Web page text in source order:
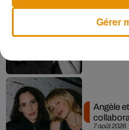
7 août 2026
Angèle
Gérer